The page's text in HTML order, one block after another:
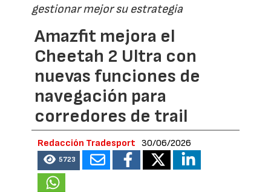
gestionar mejor su estrategia
Amazfit mejora el
Cheetah 2 Ultra con
nuevas funciones de
navegación para
corredores de trail
Redacción Tradesport 30/06/2026
5723